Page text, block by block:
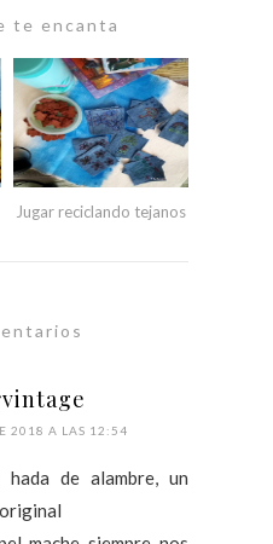
te encanta
Jugar reciclando tejanos
2018 A LAS 12:54
de alambre, un